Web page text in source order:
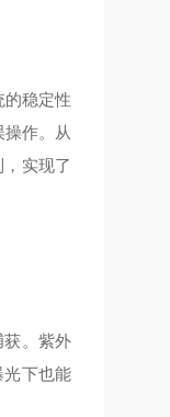
的稳定性
作。从
实现了
获。紫外
光下也能